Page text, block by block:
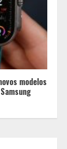
modelos